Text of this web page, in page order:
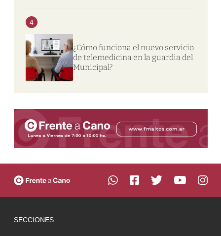
4
¿Cómo funciona el nuevo servicio
de telemedicina en la guardia del
Municipal?
SECCIONES